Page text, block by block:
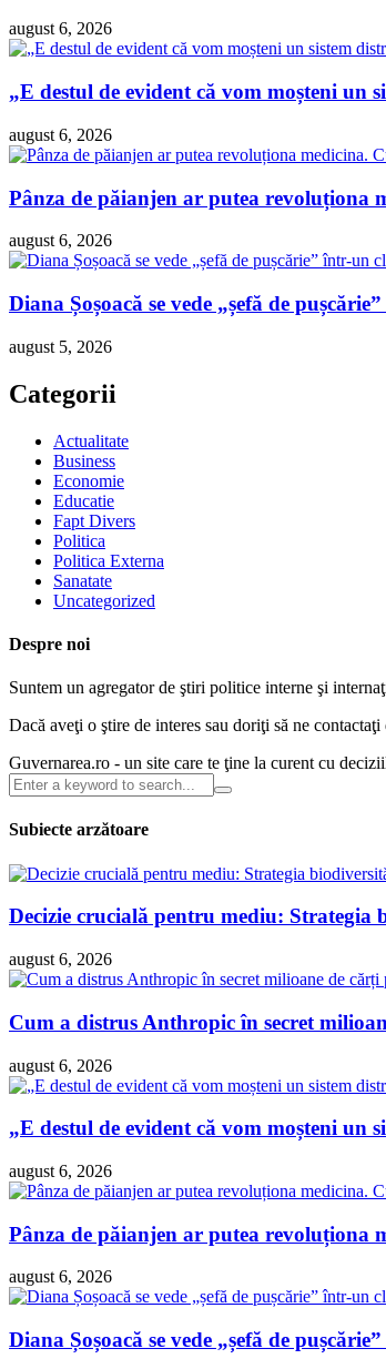
august 6, 2026
„E destul de evident că vom moșteni un
august 6, 2026
Pânza de păianjen ar putea revoluționa
august 6, 2026
Diana Șoșoacă se vede „șefă de
august 5, 2026
Categorii
Actualitate
Business
Economie
Educatie
Fapt Divers
Politica
Politica Externa
Sanatate
Uncategorized
Despre noi
Suntem un agregator de ştiri politice interne şi
Dacă aveţi o ştire de interes sau doriţi să ne
Guvernarea.ro - un site care te ţine la curent cu
Subiecte arzătoare
Decizie crucială pentru mediu: Strategia
august 6, 2026
Cum a distrus Anthropic în secret
august 6, 2026
„E destul de evident că vom moșteni un
august 6, 2026
Pânza de păianjen ar putea revoluționa
august 6, 2026
Diana Șoșoacă se vede „șefă de